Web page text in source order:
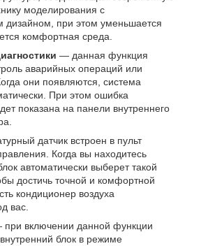
моделирования с
дизайном, при этом уменьшается
комфортная среда.
— данная функция
аварийных операций или
они появляются, система
При этом ошибка
показана на панели внутреннего
датчик встроен в пульт
Когда вы находитесь
автоматически выберет такой
достичь точной и комфортной
кондиционер воздуха
вас.
включении данной функции
блок в режиме